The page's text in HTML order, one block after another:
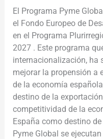
El Programa Pyme
el Fondo Europeo de
en el Programa
2027 . Este programa
internacionalización, ha
mejorar la propensión a
de la economía
destino de la
competitividad de la
España como destino
Pyme Global se